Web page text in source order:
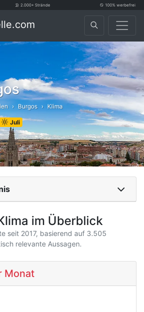
2.000+ Strände 100% werbefrei
Burgos Klima
Juli
im Überblick
seit 2017, basierend auf 3.505
relevante Aussagen.
Monat